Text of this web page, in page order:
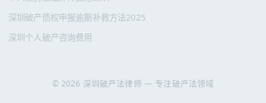
深圳破产债权申报逾期补救方法2025
深圳个人破产咨询费用
© 2026 深圳破产法律师 — 专注破产法领域